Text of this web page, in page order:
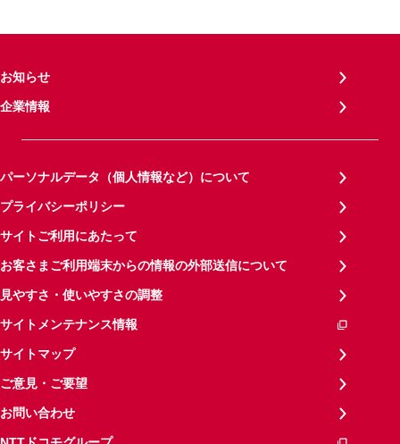
お知らせ
企業情報
パーソナルデータ（個人情報など）について
プライバシーポリシー
サイトご利用にあたって
お客さまご利用端末からの情報の外部送信について
見やすさ・使いやすさの調整
サイトメンテナンス情報
サイトマップ
ご意見・ご要望
お問い合わせ